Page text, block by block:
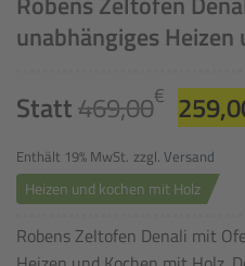
unabhängiges
Statt469,00€
Preis
war:
Enthält 19% MwSt. zzgl. Versand
Heizen und kochen mit Holz
Robens Zeltofen Denali mit